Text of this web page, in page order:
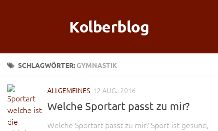
Kolberblog
SCHLAGWÖRTER: GYMNASTIK
ALLGEMEINES 12 AUG., 2016
Welche Sportart passt zu mir?
Welche Sportart passt zu mir? Sport ist gesund,